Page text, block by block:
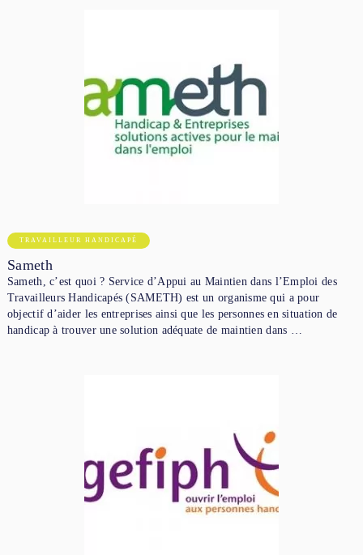
TRAVAILLEUR HANDICAPÉ
Sameth
Sameth, c’est quoi ? Service d’Appui au Maintien dans l’Emploi des
Travailleurs Handicapés (SAMETH) est un organisme qui a pour
objectif d’aider les entreprises ainsi que les personnes en situation de
handicap à trouver une solution adéquate de maintien dans …